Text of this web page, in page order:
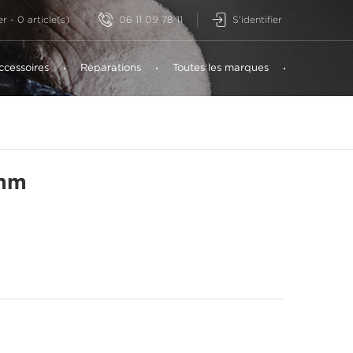
- 0 article(s) 06 11 09 78 11 S'identifier
Réparations Toutes les marques